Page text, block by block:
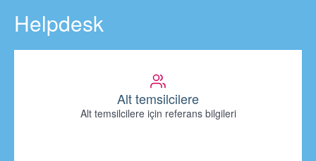
Helpdesk
Alt temsilcilere
Alt temsilcilere için referans bilgileri